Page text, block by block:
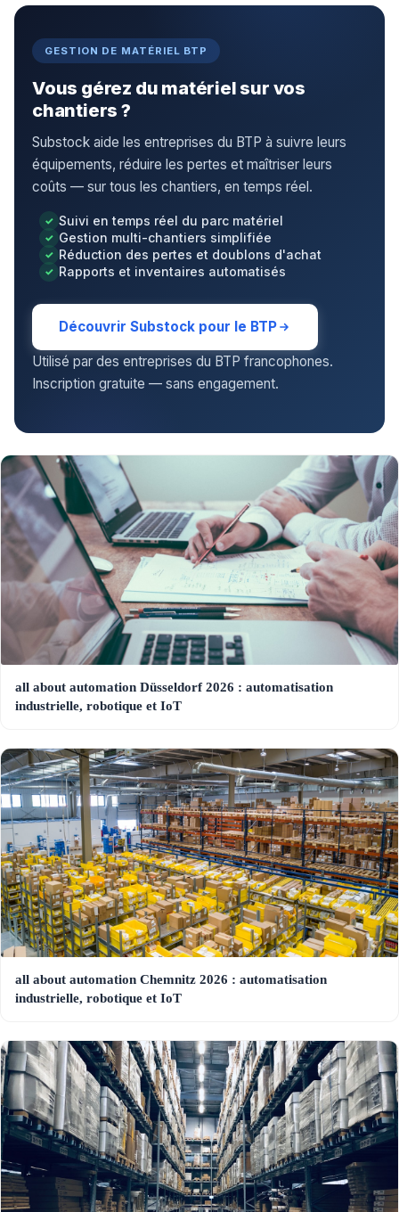
GESTION DE MATÉRIEL BTP
Vous gérez du matériel sur vos
chantiers ?
Substock aide les entreprises du BTP à suivre leurs
équipements, réduire les pertes et maîtriser leurs
coûts — sur tous les chantiers, en temps réel.
Suivi en temps réel du parc matériel
Gestion multi-chantiers simplifiée
Réduction des pertes et doublons d'achat
Rapports et inventaires automatisés
Découvrir Substock pour le BTP
Utilisé par des entreprises du BTP francophones.
Inscription gratuite — sans engagement.
all about automation Düsseldorf 2026 : automatisation
industrielle, robotique et IoT
all about automation Chemnitz 2026 : automatisation
industrielle, robotique et IoT